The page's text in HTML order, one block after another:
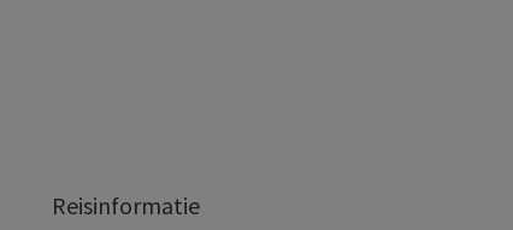
Reisinformatie